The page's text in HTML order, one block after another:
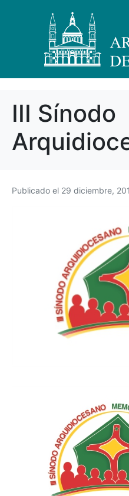
III Sínodo
Publicado el 29 diciembre,